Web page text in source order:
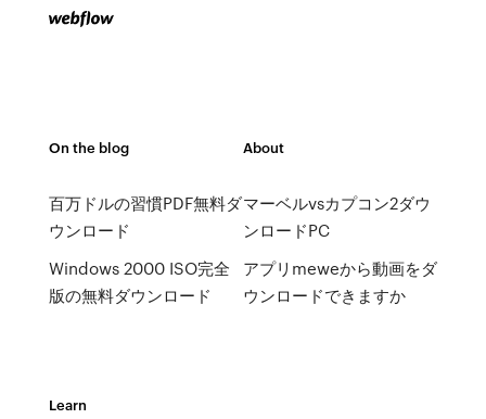
On the blog
百万ドルの習慣PDF無料ダ
ウンロード
Windows 2000 ISO完全
版の無料ダウンロード
About
マーベルvsカプコン2ダウ
ンロードPC
アプリmeweから動画をダ
ウンロードできますか
Learn